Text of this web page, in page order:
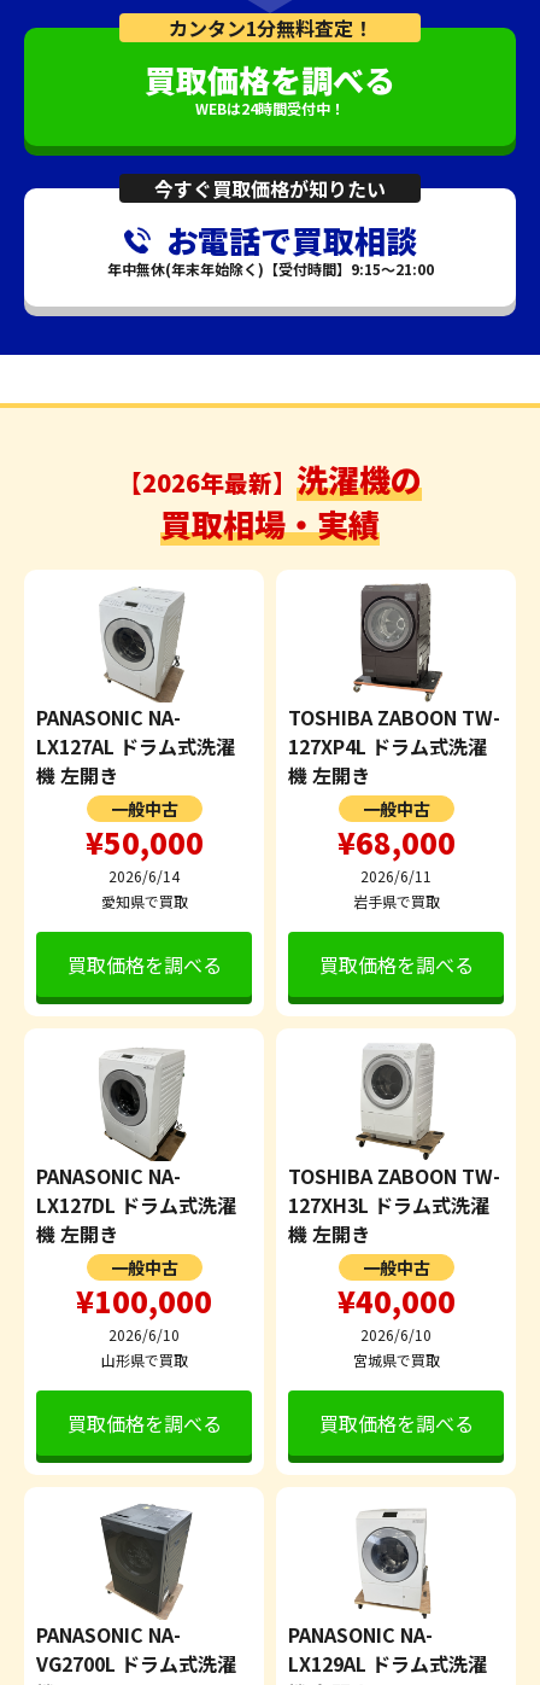
カンタン1分無料査定！
買取価格を調べる
WEBは24時間受付中！
今すぐ買取価格が知りたい
お電話で買取相談
年中無休(年末年始除く)【受付時間】9:15～21:00
【2026年最新】 洗濯機の
買取相場・実績
PANASONIC NA-
LX127AL ドラム式洗濯
機 左開き
一般中古
¥50,000
2026/6/14
愛知県で買取
買取価格を調べる
TOSHIBA ZABOON TW-
127XP4L ドラム式洗濯
機 左開き
一般中古
¥68,000
2026/6/11
岩手県で買取
買取価格を調べる
PANASONIC NA-
LX127DL ドラム式洗濯
機 左開き
一般中古
¥100,000
2026/6/10
山形県で買取
買取価格を調べる
TOSHIBA ZABOON TW-
127XH3L ドラム式洗濯
機 左開き
一般中古
¥40,000
2026/6/10
宮城県で買取
買取価格を調べる
PANASONIC NA-
VG2700L ドラム式洗濯
PANASONIC NA-
LX129AL ドラム式洗濯